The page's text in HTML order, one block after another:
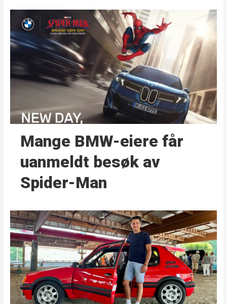
Mange BMW-eiere får
uanmeldt besøk av
Spider-Man